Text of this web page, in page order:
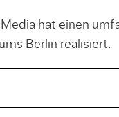
hat einen
Berlin realisiert.